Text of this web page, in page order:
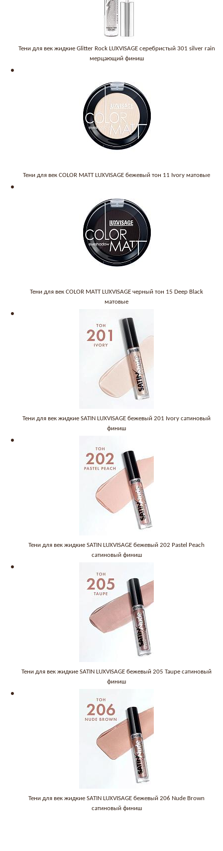
Тени для век жидкие Glitter Rock LUXVISAGE серебристый 301 silver rain
мерцающий финиш
Тени для век COLOR MATT LUXVISAGE бежевый тон 11 Ivory матовые
Тени для век COLOR MATT LUXVISAGE черный тон 15 Deep Black
матовые
Тени для век жидкие SATIN LUXVISAGE бежевый 201 Ivory сатиновый
финиш
Тени для век жидкие SATIN LUXVISAGE бежевый 202 Pastel Peach
сатиновый финиш
Тени для век жидкие SATIN LUXVISAGE бежевый 205 Taupe сатиновый
финиш
Тени для век жидкие SATIN LUXVISAGE бежевый 206 Nude Brown
сатиновый финиш